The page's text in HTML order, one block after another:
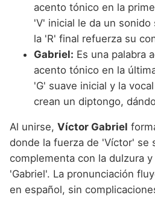
acento tónico en la
'V' inicial le da un
la 'R' final refuerza su
Gabriel: Es una palabra
acento tónico en la
'G' suave inicial y la
crean un diptongo,
Al unirse, Víctor Gabriel
donde la fuerza de 'Víctor' se
complementa con la dulzura
'Gabriel'. La pronunciación
en español, sin